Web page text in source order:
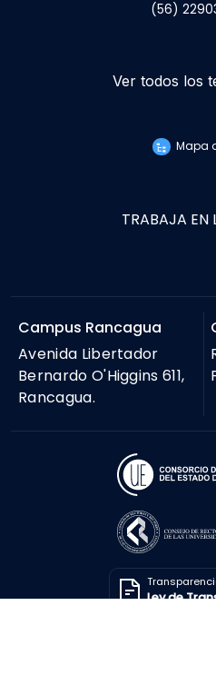
(56)
Ver todos los
Mapa
TRABAJA EN
Campus Rancagua
Avenida Libertador
Bernardo O'Higgins 611,
Rancagua.
Ley de